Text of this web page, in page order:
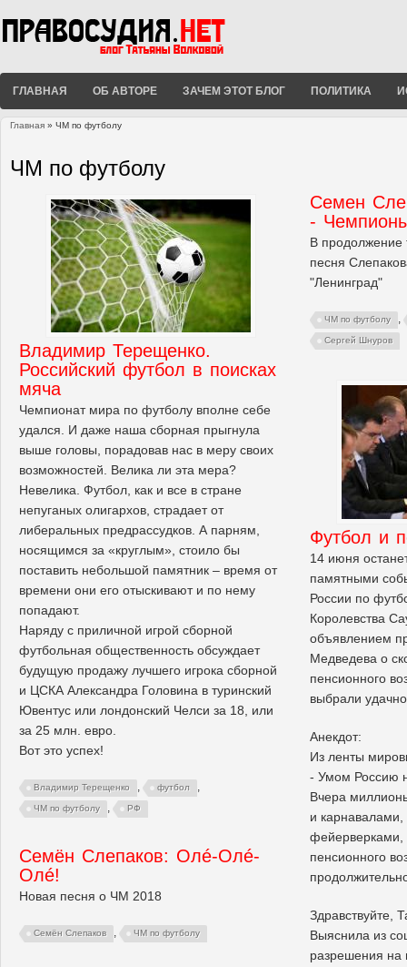
ГЛАВНАЯ ОБ АВТОРЕ ЗАЧЕМ ЭТОТ БЛОГ ПОЛИТИКА
Главная » ЧМ по футболу
ЧМ по футболу
Владимир Терещенко.
Российский футбол в поисках
мяча
Чемпионат мира по футболу вполне себе
удался. И даже наша сборная прыгнула
выше головы, порадовав нас в меру своих
возможностей. Велика ли эта мера?
Невелика. Футбол, как и все в стране
непуганых олигархов, страдает от
либеральных предрассудков. А парням,
носящимся за «круглым», стоило бы
поставить небольшой памятник – время от
времени они его отыскивают и по нему
попадают.
Наряду с приличной игрой сборной
футбольная общественность обсуждает
будущую продажу лучшего игрока сборной
и ЦСКА Александра Головина в туринский
Ювентус или лондонский Челси за 18, или
за 25 млн. евро.
Вот это успех!
Владимир Терещенко , футбол ,
ЧМ по футболу , РФ
Семен
-
В продолжение
песня
"Ленинград"
ЧМ по футболу ,
Сергей Шнуров
Футбол и
14 июня
памятными
России по
Королевства
объявлением
Медведева о
пенсионного
выбрали
Анекдот:
Из ленты
- Умом Россию
Вчера
и
фейерверками,
пенсионного
Здравствуйте,
Выяснила из
разрешения на
Семён Слепаков: Олé-Олé-
Олé!
Новая песня о ЧМ 2018
Семён Слепаков , ЧМ по футболу